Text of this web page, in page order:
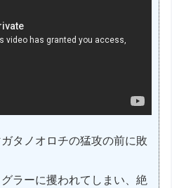
タノオロチの猛攻の前に敗
ラーに攫われてしまい、絶